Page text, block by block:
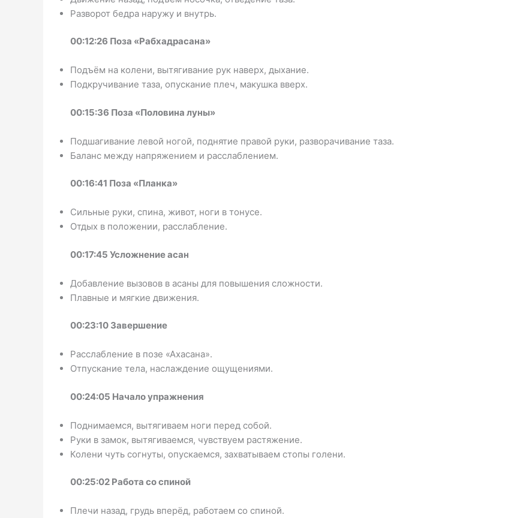
Разворот бедра наружу и внутрь.
00:12:26 Поза «Рабхадрасана»
Подъём на колени, вытягивание рук наверх, дыхание.
Подкручивание таза, опускание плеч, макушка вверх.
00:15:36 Поза «Половина луны»
Подшагивание левой ногой, поднятие правой руки, разворачивание таза.
Баланс между напряжением и расслаблением.
00:16:41 Поза «Планка»
Сильные руки, спина, живот, ноги в тонусе.
Отдых в положении, расслабление.
00:17:45 Усложнение асан
Добавление вызовов в асаны для повышения сложности.
Плавные и мягкие движения.
00:23:10 Завершение
Расслабление в позе «Ахасана».
Отпускание тела, наслаждение ощущениями.
00:24:05 Начало упражнения
Поднимаемся, вытягиваем ноги перед собой.
Руки в замок, вытягиваемся, чувствуем растяжение.
Колени чуть согнуты, опускаемся, захватываем стопы голени.
00:25:02 Работа со спиной
Плечи назад, грудь вперёд, работаем со спиной.